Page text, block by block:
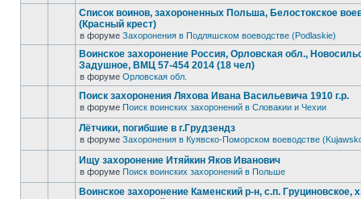
Список воинов, захороненных Польша, Белостокское
(Красный крест)
в форуме Захоронения в Подляшском воеводстве (Podlaskie)
Воинское захоронение Россия, Орловская обл.,
Задушное, ВМЦ 57-454 2014 (18 чел)
в форуме Орловская обл.
Поиск захоронения Ляхова Ивана Васильевича 1910 г.р.
в форуме Поиск воинских захоронений в Словакии и Чехии
Лётчики, погибшие в г.Грудзендз
в форуме Захоронения в Куявско-Поморском воеводстве
Ищу захоронение Итяйкин Яков Иванович
в форуме Поиск воинских захоронений в Польше
Воинское захоронение Каменский р-н, с.п. Груциновское,